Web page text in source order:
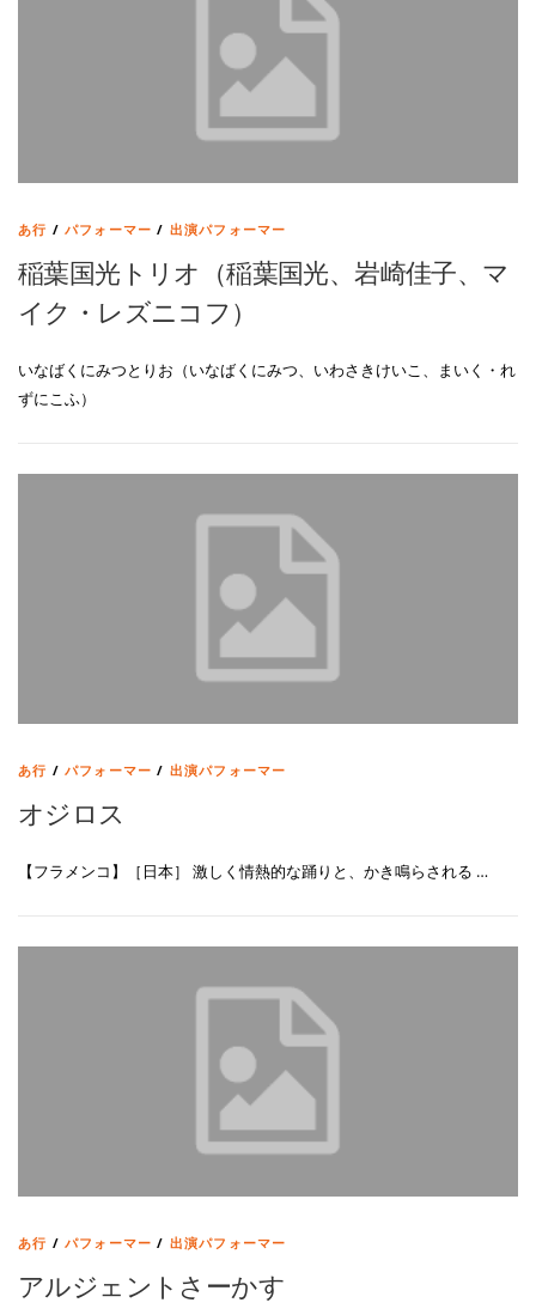
あ行 /パフォーマー / 出演パフォーマー
稲葉国光トリオ（稲葉国光、岩崎佳子、マ
イク・レズニコフ）
いなばくにみつとりお（いなばくにみつ、いわさきけいこ、まいく・れ
ずにこふ）
あ行 /パフォーマー / 出演パフォーマー
オジロス
【フラメンコ】［日本］ 激しく情熱的な踊りと、かき鳴らされる …
あ行 /パフォーマー / 出演パフォーマー
アルジェントさーかす